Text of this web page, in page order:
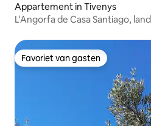
Appartement in Tivenys
L'Angorfa de Casa Santiago,
Favoriet van gasten
Favoriet van gasten